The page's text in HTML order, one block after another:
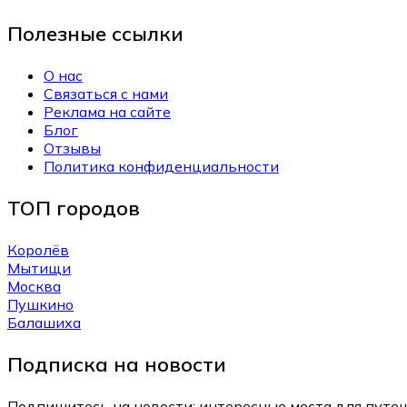
Полезные ссылки
О нас
Связаться с нами
Реклама на сайте
Блог
Отзывы
Политика конфиденциальности
ТОП городов
Королёв
Мытищи
Москва
Пушкино
Балашиха
Подписка на новости